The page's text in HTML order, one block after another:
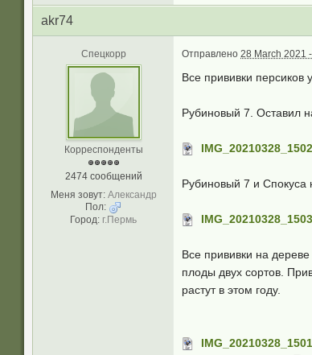
akr74
Спецкорр
Корреспонденты
2474 сообщений
Меня зовут: Александр
Пол:
Город: г.Пермь
Отправлено 28 March 2021
Все прививки персиков
Рубиновый 7. Оставил
Рубиновый 7 и Спокуса
Все прививки на
плоды двух сортов.
растут в этом году.